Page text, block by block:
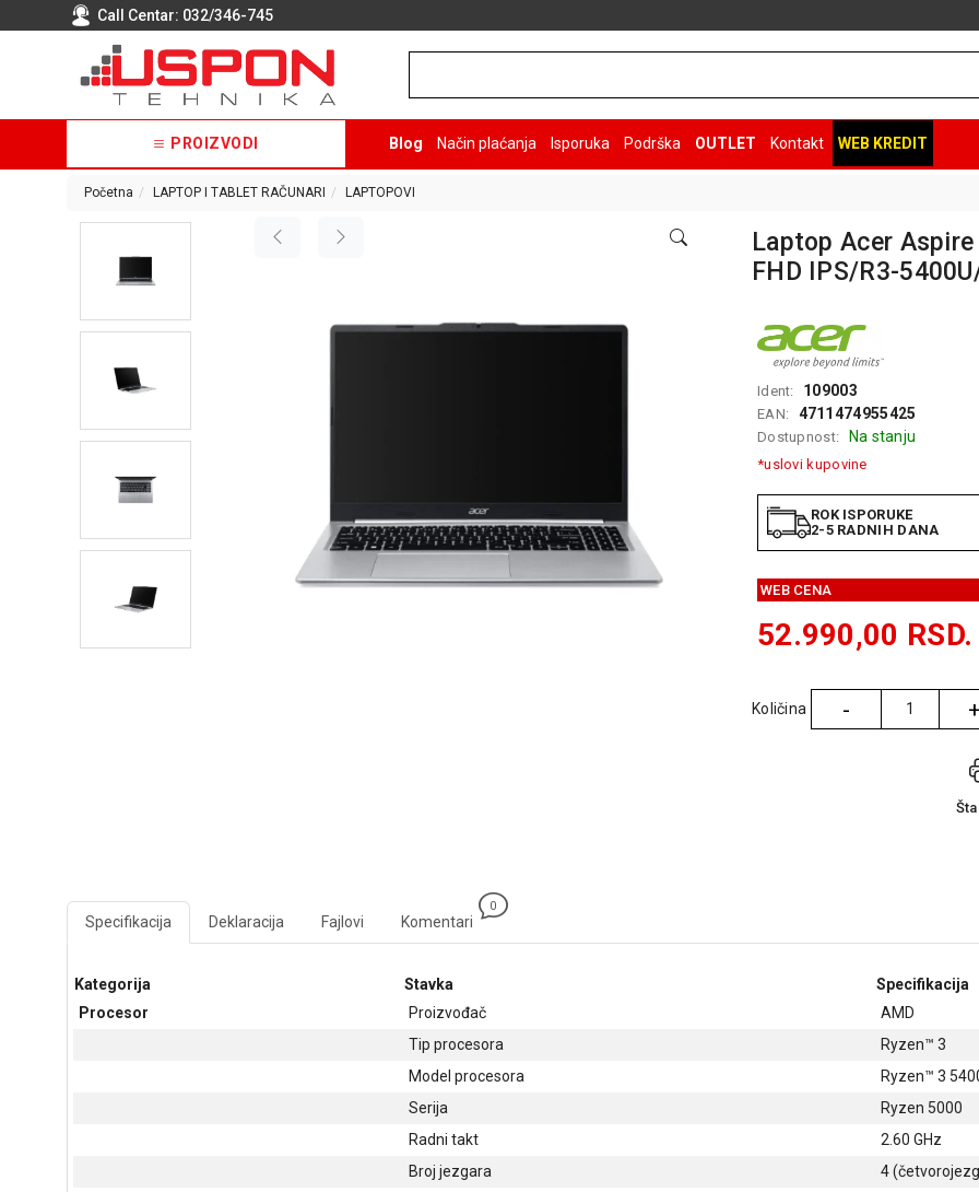
Call Centar: 032/346-745
PROIZVODI Blog Način plaćanja Isporuka Podrška OUTLET Kontakt WEB KREDIT
Početna LAPTOP I TABLET RAČUNARI LAPTOPOVI
Laptop Acer
FHD IPS/R3-
Ident: 109003
EAN: 4711474955425
Dostupnost: Na stanju
*uslovi kupovine
ROK ISPORUKE
2-5 RADNIH DANA
WEB CENA
52.990,00 RSD.
Količina - +
Specifikacija Deklaracija Fajlovi Komentari
0
Kategorija Stavka
Specifikacija
Procesor
Proizvođač
AMD
Tip procesora
Ryzen™ 3
Model procesora
Ryzen™ 3
Serija
Ryzen 5000
Radni takt
2.60 GHz
Broj jezgara
4